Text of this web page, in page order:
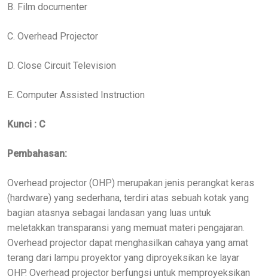
B. Film documenter
C. Overhead Projector
D. Close Circuit Television
E. Computer Assisted Instruction
Kunci : C
Pembahasan:
Overhead projector (OHP) merupakan jenis perangkat keras
(hardware) yang sederhana, terdiri atas sebuah kotak yang
bagian atasnya sebagai landasan yang luas untuk
meletakkan transparansi yang memuat materi pengajaran.
Overhead projector dapat menghasilkan cahaya yang amat
terang dari lampu proyektor yang diproyeksikan ke layar
OHP. Overhead projector berfungsi untuk memproyeksikan